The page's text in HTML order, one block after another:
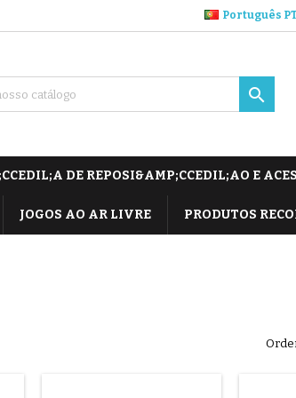
Português

DE REPOSI&AMP;CCEDIL;AO E
JOGOS AO AR LIVRE PRODUTOS